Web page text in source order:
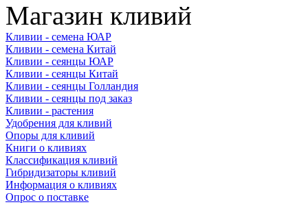
Магазин кливий
Кливии - семена ЮАР
Кливии - семена Китай
Кливии - сеянцы ЮАР
Кливии - сеянцы Китай
Кливии - сеянцы Голландия
Кливии - сеянцы под заказ
Кливии - растения
Удобрения для кливий
Опоры для кливий
Книги о кливиях
Классификация кливий
Гибридизаторы кливий
Информация о кливиях
Опрос о поставке